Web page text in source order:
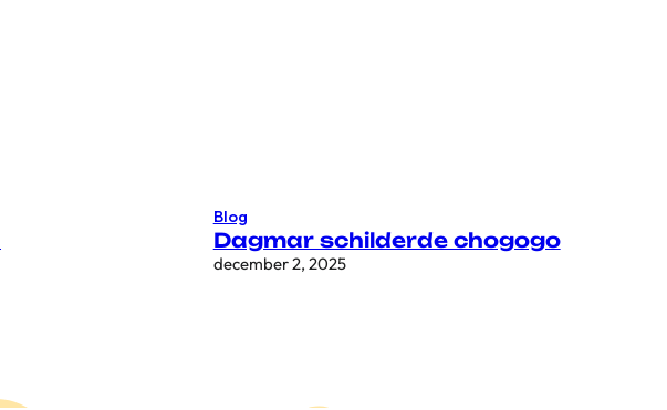
Blog
Dagmar schilderde chogogo
december 2, 2025